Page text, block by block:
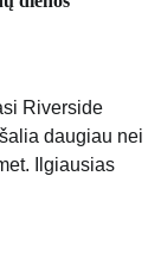
Riverside
daugiau nei
Ilgiausias